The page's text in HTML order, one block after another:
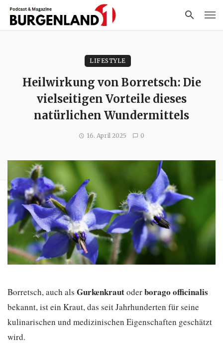
LIFESTYLE
Heilwirkung von Borretsch: Die
vielseitigen Vorteile dieses
natürlichen Wundermittels
16. April 2025 0
Borretsch, auch als Gurkenkrautoderborago officinalis
bekannt, ist ein Kraut, das seit Jahrhunderten für seine
kulinarischen und medizinischen Eigenschaften geschätzt
wird.